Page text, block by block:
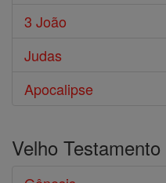
3 João
Judas
Apocalipse
Velho Testamento